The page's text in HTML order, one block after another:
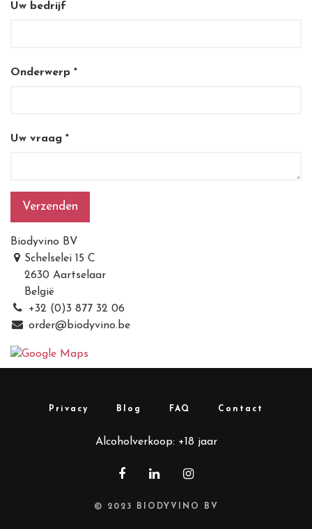
Uw bedrijf
Onderwerp
Uw vraag
Verzenden
Biodyvino BV
Schelselei 15 C
2630 Aartselaar
België
+32 (0)3 877 32 06
order@biodyvino.be
Privacy Blog FAQ Contact
Alcoholverkoop: +18 jaar
© 2023 BIODYVINO BV